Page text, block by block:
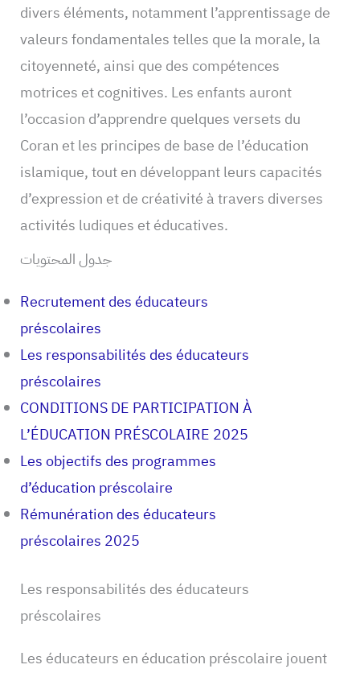
divers éléments, notamment l’apprentissage de
valeurs fondamentales telles que la morale, la
citoyenneté, ainsi que des compétences
motrices et cognitives. Les enfants auront
l’occasion d’apprendre quelques versets du
Coran et les principes de base de l’éducation
islamique, tout en développant leurs capacités
d’expression et de créativité à travers diverses
activités ludiques et éducatives.
جدول المحتويات
Recrutement des éducateurs
préscolaires
Les responsabilités des éducateurs
préscolaires
CONDITIONS DE PARTICIPATION À
L’ÉDUCATION PRÉSCOLAIRE 2025
Les objectifs des programmes
d’éducation préscolaire
Rémunération des éducateurs
préscolaires 2025
Les responsabilités des éducateurs
préscolaires
Les éducateurs en éducation préscolaire jouent